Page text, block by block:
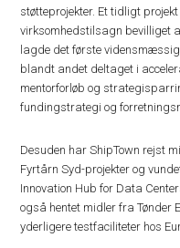
støtteprojekter. Et tidligt
virksomhedstilsagn bevilliget
lagde det første
blandt andet deltaget i
mentorforløb og
fundingstrategi og
Desuden har ShipTown rejst
Fyrtårn Syd-projekter og
Innovation Hub for Data
også hentet midler fra Tønder
yderligere testfaciliteter hos